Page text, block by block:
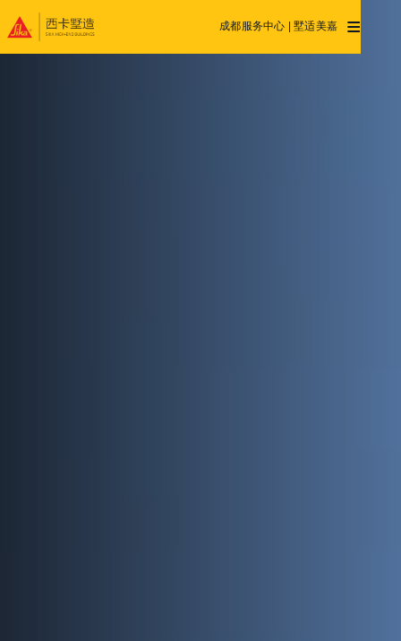
成都服务中心 | 墅适美嘉 ≡